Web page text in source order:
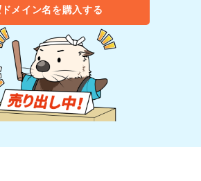
ドメイン名を購入する